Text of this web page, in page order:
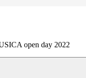
open day 2022